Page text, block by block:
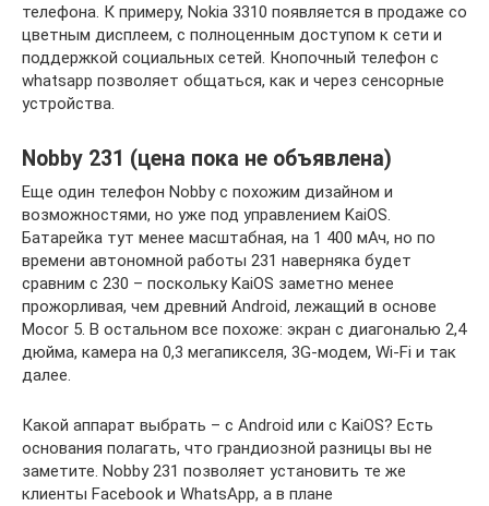
телефона. К примеру, Nokia 3310 появляется в продаже со
цветным дисплеем, с полноценным доступом к сети и
поддержкой социальных сетей. Кнопочный телефон с
whatsapp позволяет общаться, как и через сенсорные
устройства.
Nobby 231 (цена пока не объявлена)
Еще один телефон Nobby с похожим дизайном и
возможностями, но уже под управлением KaiOS.
Батарейка тут менее масштабная, на 1 400 мАч, но по
времени автономной работы 231 наверняка будет
сравним с 230 – поскольку KaiOS заметно менее
прожорливая, чем древний Android, лежащий в основе
Mocor 5. В остальном все похоже: экран с диагональю 2,4
дюйма, камера на 0,3 мегапикселя, 3G-модем, Wi-Fi и так
далее.
Какой аппарат выбрать – с Android или с KaiOS? Есть
основания полагать, что грандиозной разницы вы не
заметите. Nobby 231 позволяет установить те же
клиенты Facebook и WhatsApp, а в плане